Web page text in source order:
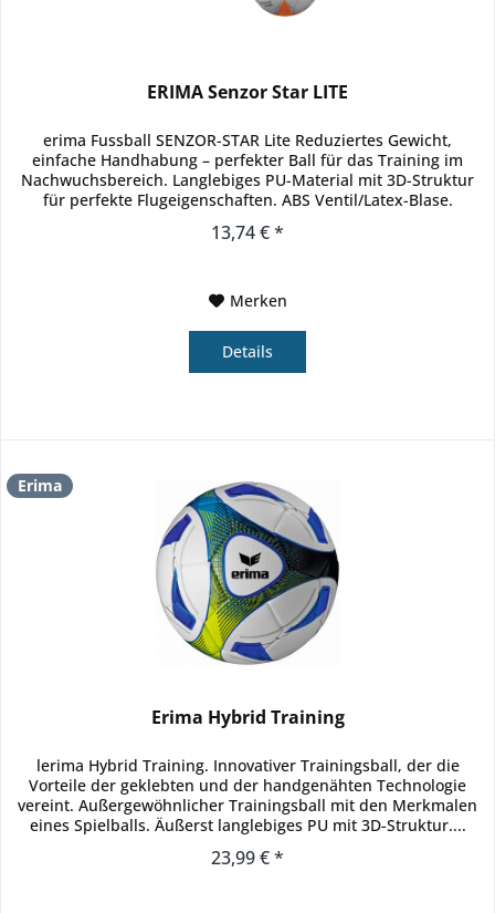
ERIMA Senzor Star LITE
erima Fussball SENZOR-STAR Lite Reduziertes Gewicht,
einfache Handhabung – perfekter Ball für das Training im
Nachwuchsbereich. Langlebiges PU-Material mit 3D-Struktur
für perfekte Flugeigenschaften. ABS Ventil/Latex-Blase.
13,74 € *
Merken
Details
Erima
Erima Hybrid Training
lerima Hybrid Training. Innovativer Trainingsball, der die
Vorteile der geklebten und der handgenähten Technologie
vereint. Außergewöhnlicher Trainingsball mit den Merkmalen
eines Spielballs. Äußerst langlebiges PU mit 3D-Struktur....
23,99 € *